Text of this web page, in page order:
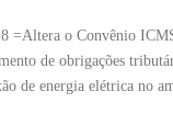
=Altera o Convênio
de obrigações
de energia elétrica no